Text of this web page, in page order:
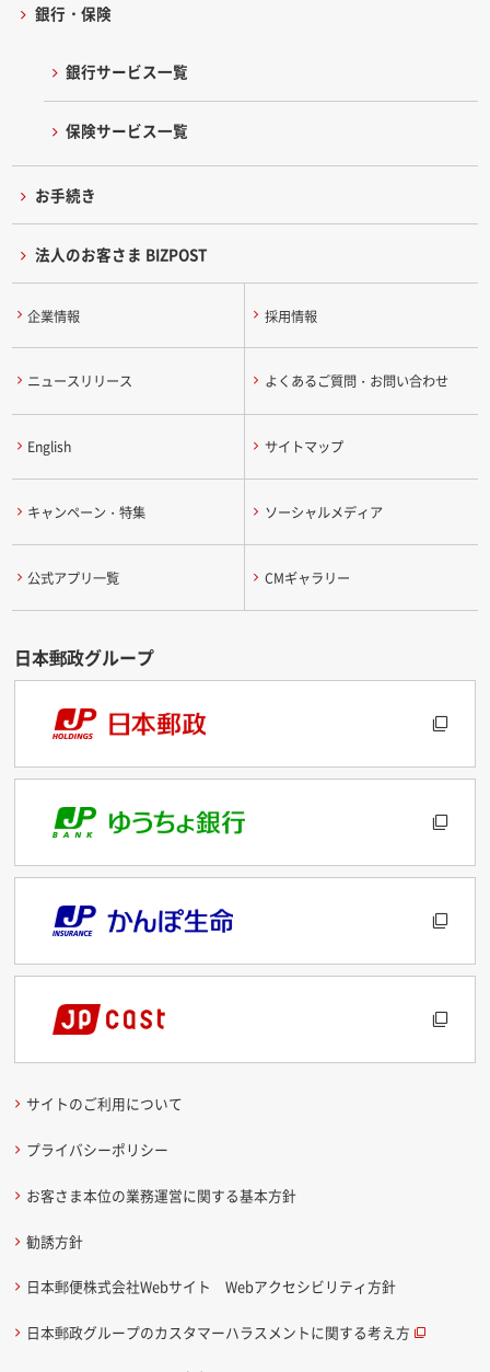
銀行・保険
銀行サービス一覧
保険サービス一覧
お手続き
法人のお客さま BIZPOST
企業情報 採用情報
ニュースリリース よくあるご質問・お問い合わせ
English サイトマップ
キャンペーン・特集 ソーシャルメディア
公式アプリ一覧 CMギャラリー
サイトのご利用について
プライバシーポリシー
お客さま本位の業務運営に関する基本方針
勧誘方針
日本郵便株式会社Webサイト Webアクセシビリティ方針
日本郵政グループのカスタマーハラスメントに関する考え方